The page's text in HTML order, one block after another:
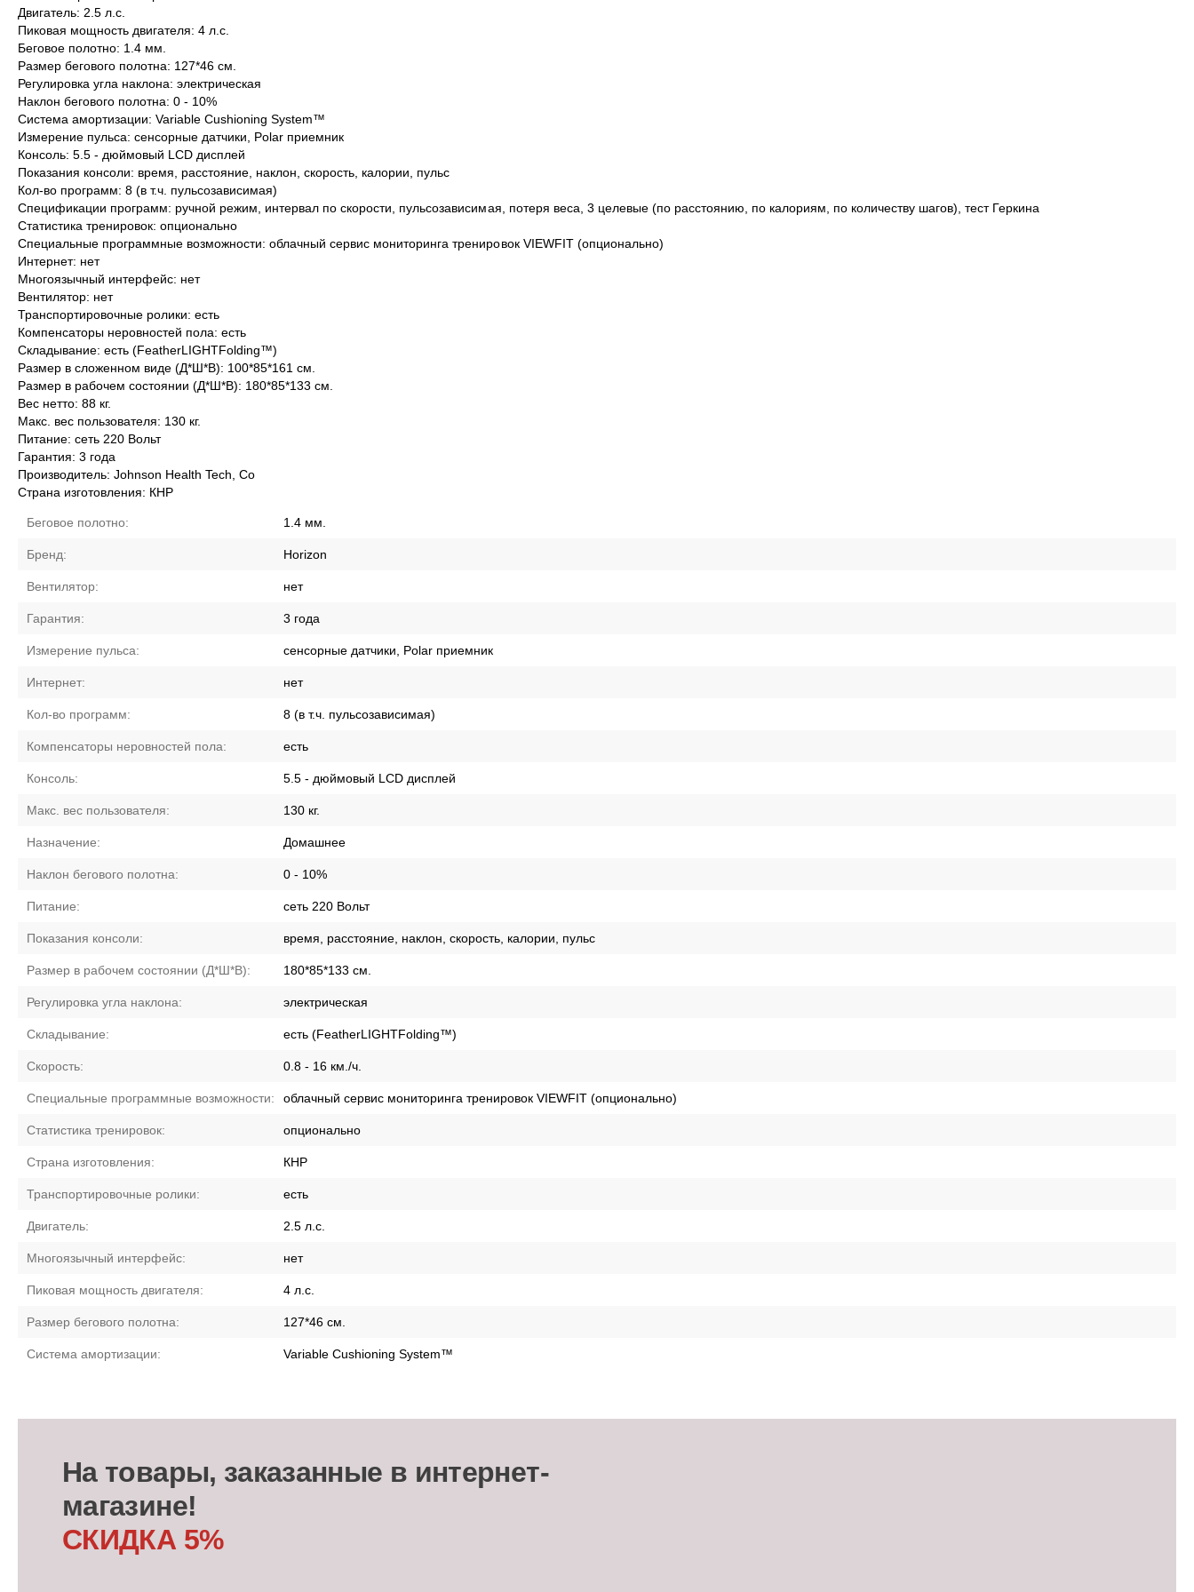
Двигатель: 2.5 л.с.
Пиковая мощность двигателя: 4 л.с.
Беговое полотно: 1.4 мм.
Размер бегового полотна: 127*46 см.
Регулировка угла наклона: электрическая
Наклон бегового полотна: 0 - 10%
Система амортизации: Variable Cushioning System™
Измерение пульса: сенсорные датчики, Polar приемник
Консоль: 5.5 - дюймовый LCD дисплей
Показания консоли: время, расстояние, наклон, скорость, калории, пульс
Кол-во программ: 8 (в т.ч. пульсозависимая)
Спецификации программ: ручной режим, интервал по скорости, пульсозависимая, потеря веса, 3 целевые (по расстоянию, по калориям, по количеству шагов), тест Геркина
Статистика тренировок: опционально
Специальные программные возможности: облачный сервис мониторинга тренировок VIEWFIT (опционально)
Интернет: нет
Многоязычный интерфейс: нет
Вентилятор: нет
Транспортировочные ролики: есть
Компенсаторы неровностей пола: есть
Складывание: есть (FeatherLIGHTFolding™)
Размер в сложенном виде (Д*Ш*В): 100*85*161 см.
Размер в рабочем состоянии (Д*Ш*В): 180*85*133 см.
Вес нетто: 88 кг.
Макс. вес пользователя: 130 кг.
Питание: сеть 220 Вольт
Гарантия: 3 года
Производитель: Johnson Health Tech, Co
Страна изготовления: КНР
Беговое полотно: 1.4 мм.
Бренд: Horizon
Вентилятор: нет
Гарантия: 3 года
Измерение пульса: сенсорные датчики, Polar приемник
Интернет: нет
Кол-во программ: 8 (в т.ч. пульсозависимая)
Компенсаторы неровностей пола: есть
Консоль: 5.5 - дюймовый LCD дисплей
Макс. вес пользователя: 130 кг.
Назначение: Домашнее
Наклон бегового полотна: 0 - 10%
Питание: сеть 220 Вольт
Показания консоли: время, расстояние, наклон, скорость, калории, пульс
Размер в рабочем состоянии (Д*Ш*В): 180*85*133 см.
Регулировка угла наклона: электрическая
Складывание: есть (FeatherLIGHTFolding™)
Скорость: 0.8 - 16 км./ч.
Специальные программные возможности: облачный сервис мониторинга тренировок VIEWFIT (опционально)
Статистика тренировок: опционально
Страна изготовления: КНР
Транспортировочные ролики: есть
Двигатель: 2.5 л.с.
Многоязычный интерфейс: нет
Пиковая мощность двигателя: 4 л.с.
Размер бегового полотна: 127*46 см.
Система амортизации: Variable Cushioning System™
На товары, заказанные в интернет-
магазине!
СКИДКА 5%